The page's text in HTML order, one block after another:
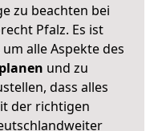
zu beachten bei
Pfalz. Es ist
alle Aspekte des
planen und zu
dass alles
der richtigen